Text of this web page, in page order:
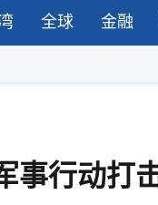
全球 金融
事行动打